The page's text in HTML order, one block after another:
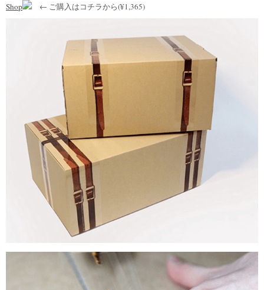
Shop
← ご購入はコチラから(¥1,365)